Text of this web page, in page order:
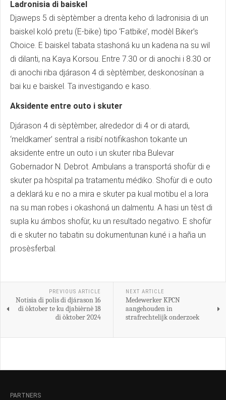
Ladronisia di baiskel
Djaweps 5 di sèptèmber a drenta keho di ladronisia di un
baiskel koló pretu (E-bike) tipo ‘Fatbike’, modèl Biker’s
Choice. E baiskel tabata stashoná ku un kadena na su wil
di dilanti, na Kaya Korsou. Entre 7.30 or di anochi i 8.30 or
di anochi riba djárason 4 di sèptèmber, deskonosínan a
bai ku e baiskel. Ta investigando e kaso.
Aksidente entre outo i skuter
Djárason 4 di sèptèmber, alrededor di 4 or di atardi,
‘meldkamer’ sentral a risibí notifikashon tokante un
aksidente entre un outo i un skuter riba Bulevar
Gobernador N. Debrot. Ambulans a transportá shofùr di e
skuter pa hòspital pa tratamentu médiko. Shofùr di e outo
a deklará ku e no a mira e skuter pa kual motibu el a lora
na su man robes i okashoná un dalmentu. A hasi un tèst di
supla ku ámbos shofùr, ku un resultado negativo. E shofùr
di e skuter no tabatin su dokumentunan kuné i a haña un
prosèsferbal.
PREVIOUS ARTICLE
Notisia di polis di djárason 16
di òktober te ku djabièrnè 18
di òktober 2024
NEXT ARTICLE
Medewerker KPCN
aangehouden in
strafrechtelijk onderzoek
PARTNERS